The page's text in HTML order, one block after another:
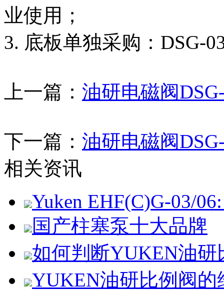
业使用；
3. 底板单独采购：DSG-
上一篇： 油研电磁阀
下一篇： 油研电磁阀
相关资讯
Yuken EHF(C)G-03/
国产柱塞泵十大品牌
如何判断YUKEN油
YUKEN油研比例阀的